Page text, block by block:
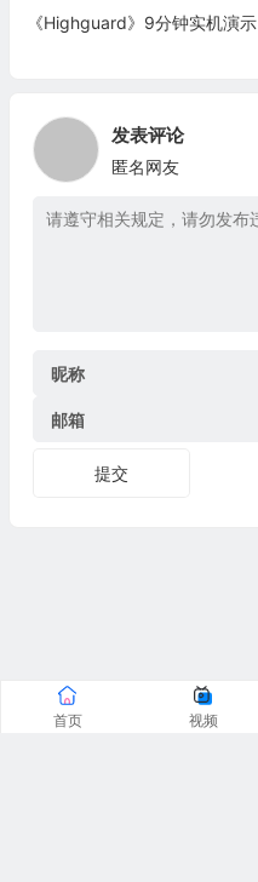
《Highguard》9分钟实机演示
发表评论
匿名网友
昵称
邮箱
提交
首页 视频